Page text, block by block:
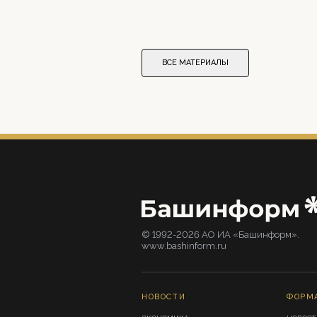
ВСЕ МАТЕРИАЛЫ
© 1992-2026 АО ИА «Башинформ».
www.bashinform.ru
НОВОСТИ